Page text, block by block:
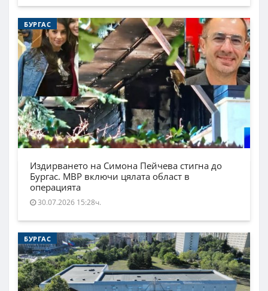
БУРГАС
Издирването на Симона Пейчева стигна до
Бургас. МВР включи цялата област в
операцията
30.07.2026 15:28ч.
БУРГАС